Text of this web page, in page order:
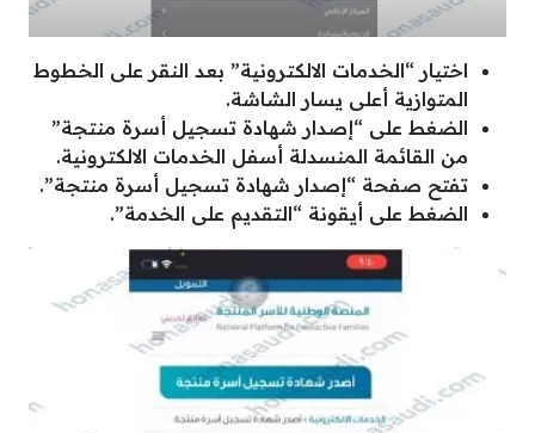
اختيار “الخدمات الالكترونية” بعد النقر على الخطوط
المتوازية أعلى يسار الشاشة.
الضغط على “إصدار شهادة تسجيل أسرة منتجة”
من القائمة المنسدلة أسفل الخدمات الالكترونية.
تفتح صفحة “إصدار شهادة تسجيل أسرة منتجة”.
الضغط على أيقونة “التقديم على الخدمة”.